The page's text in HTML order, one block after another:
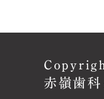
赤嶺歯